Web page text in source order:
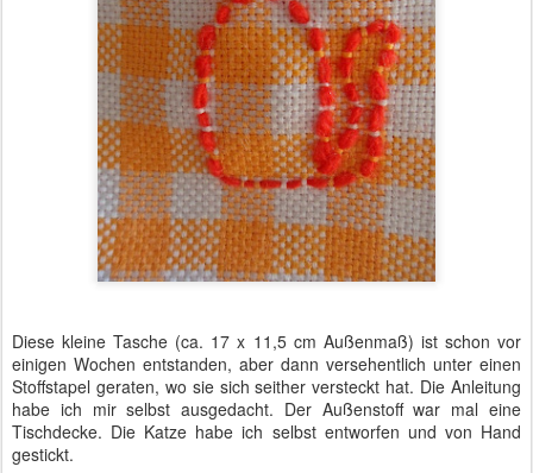
Diese kleine Tasche (ca. 17 x 11,5 cm Außenmaß) ist schon vor
einigen Wochen entstanden, aber dann versehentlich unter einen
Stoffstapel geraten, wo sie sich seither versteckt hat. Die Anleitung
habe ich mir selbst ausgedacht. Der Außenstoff war mal eine
Tischdecke. Die Katze habe ich selbst entworfen und von Hand
gestickt.